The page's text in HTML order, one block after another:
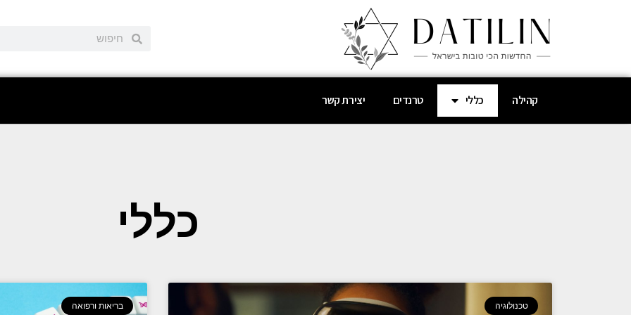
קהילה כללי טרנדים יצירת קשר
כללי
טכנולוגיה בריאות ורפואה